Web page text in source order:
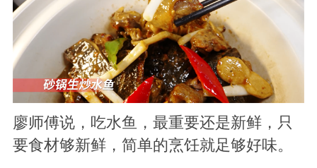
廖师傅说，吃水鱼，最重要还是新鲜，只
要食材够新鲜，简单的烹饪就足够好味。